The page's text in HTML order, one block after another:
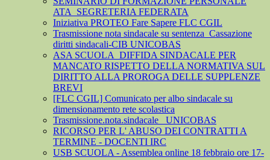
ATA_SEGRETERIA FEDERATA
Iniziativa PROTEO Fare Sapere FLC CGIL
Trasmissione nota sindacale su sentenza_Cassazione
diritti sindacali-CIB UNICOBAS
ASA SCUOLA_DIFFIDA SINDACALE PER
MANCATO RISPETTO DELLA NORMATIVA SUL
DIRITTO ALLA PROROGA DELLE SUPPLENZE
BREVI
[FLC CGIL] Comunicato per albo sindacale su
dimensionamento rete scolastica
Trasmissione.nota.sindacale _UNICOBAS
RICORSO PER L' ABUSO DEI CONTRATTI A
TERMINE - DOCENTI IRC
USB SCUOLA - Assemblea online 18 febbraio ore 17-